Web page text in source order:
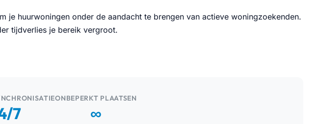
huurwoningen onder de aandacht te brengen van actieve woningzoekenden.
tijdverlies je bereik vergroot.
7
ONBEPERKT PLAATSEN
∞